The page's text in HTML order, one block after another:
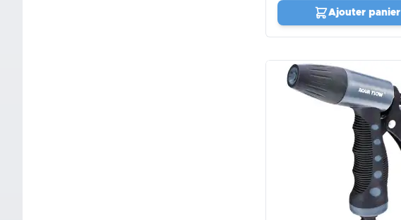
Ajouter panier